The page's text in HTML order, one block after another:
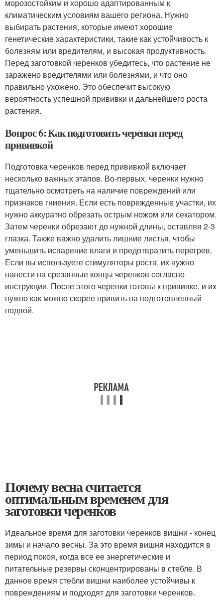
морозостойким и хорошо адаптированным к
климатическим условиям вашего региона. Нужно
выбирать растения, которые имеют хорошие
генетические характеристики, такие как устойчивость к
болезням или вредителям, и высокая продуктивность.
Перед заготовкой черенков убедитесь, что растение не
заражено вредителями или болезнями, и что оно
правильно ухожено. Это обеспечит высокую
вероятность успешной прививки и дальнейшего роста
растения.
Вопрос 6: Как подготовить черенки перед
прививкой
Подготовка черенков перед прививкой включает
несколько важных этапов. Во-первых, черенки нужно
тщательно осмотреть на наличие повреждений или
признаков гниения. Если есть поврежденные участки, их
нужно аккуратно обрезать острым ножом или секатором.
Затем черенки обрезают до нужной длины, оставляя 2-3
глазка. Также важно удалить лишние листья, чтобы
уменьшить испарение влаги и предотвратить перегрев.
Если вы используете стимуляторы роста, их нужно
нанести на срезанные концы черенков согласно
инструкции. После этого черенки готовы к прививке, и их
нужно как можно скорее привить на подготовленный
подвой.
Почему весна считается
оптимальным временем для
заготовки черенков
Идеальное время для заготовки черенков вишни - конец
зимы и начало весны. За это время вишня находится в
период покоя, когда все ее энергетические и
питательные резервы сконцентрированы в стебле. В
данное время стебли вишни наиболее устойчивы к
повреждениям и подходят для заготовки черенков.